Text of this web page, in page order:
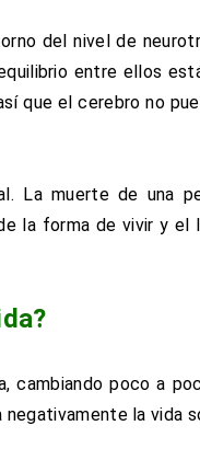
del nivel de
entre ellos
que el cerebro no
La muerte de una
la forma de vivir y el
cambiando poco a
la vida